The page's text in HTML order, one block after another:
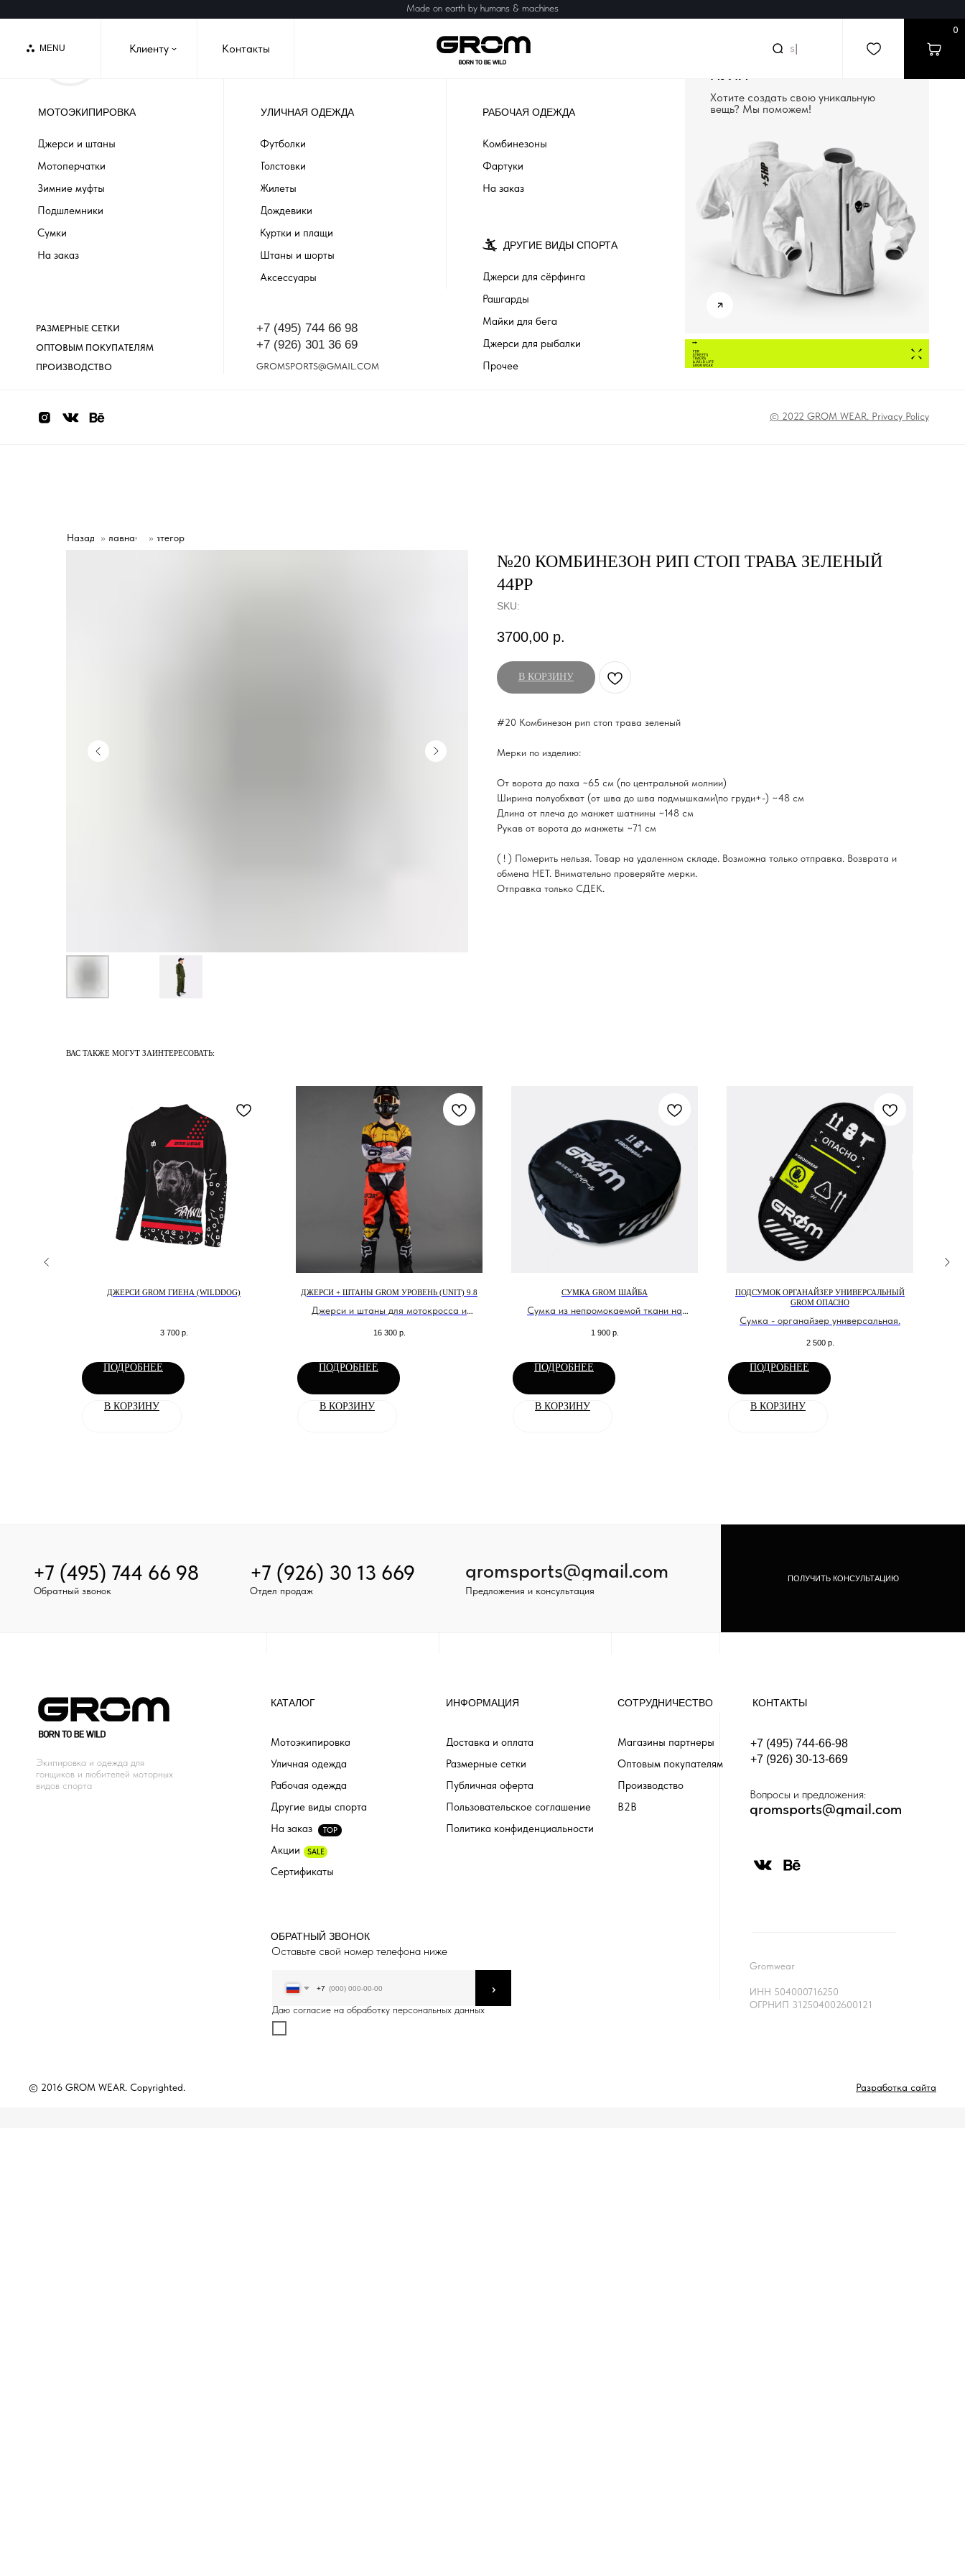
MENU
0
Клиенту searc
Контакты
›
Made on earth by humans & machines
МОТОЭКИПИРОВКА
© 2022 GROM WEAR. Privacy Policy
УЛИЧНАЯ ОДЕЖДА РАБОЧАЯ ОДЕЖДА
СОЗДАДИМ ВЕЩЬ С
Хотите создать свою уникальную
вещь? Мы поможем!
ОПТОВЫМ ПОКУПАТЕЛЯМ
ПРОИЗВОДСТВО
+7 (926) 301 36 69
GROMSPORTS@GMAIL.COM
Джерси и штаны
Мотоперчатки
Зимние муфты
Подшлемники
Сумки
На заказ
Футболки
Толстовки
Жилеты
Дождевики
Куртки и плащи
Штаны и шорты
Аксессуары
Комбинезоны
Фартуки
На заказ
+7 (495) 744 66 98
РАЗМЕРНЫЕ СЕТКИ
ДРУГИЕ ВИДЫ СПОРТА
Джерси для сёрфинга
Рашгарды
Майки для бега
Джерси для рыбалки
Прочее
Назад » Главная »
Категории
№20 КОМБИНЕЗОН РИП СТОП ТРАВА ЗЕЛЕНЫЙ
44РР
SKU:
3700,00 р.
В КОРЗИНУ
#20 Комбинезон рип стоп трава зеленый
Мерки по изделию:
От ворота до паха ~65 см (по центральной молнии)
Ширина полуобхват (от шва до шва подмышками\по груди+-) ~48 см
Длина от плеча до манжет шатнины ~148 см
Рукав от ворота до манжеты ~71 см
( ! ) Померить нельзя. Товар на удаленном складе. Возможна только отправка. Возврата и
обмена НЕТ. Внимательно проверяйте мерки.
Отправка только СДЕК.
ВАС ТАКЖЕ МОГУТ ЗАИНТЕРЕСОВАТЬ:
ДЖЕРСИ GROM ГИЕНА (WILDDOG)
3 700 р.
ПОДРОБНЕЕ
В КОРЗИНУ
ДЖЕРСИ + ШТАНЫ GROM УРОВЕНЬ (UNIT) 9.8
Джерси и штаны для мотокросса и
16 300 р.
ПОДРОБНЕЕ
В КОРЗИНУ
СУМКА GROM ШАЙБА
Сумка из непромокаемой ткани на
1 900 р.
ПОДРОБНЕЕ
В КОРЗИНУ
ПОДСУМОК ОРГАНАЙЗЕР УНИВЕРСАЛЬНЫЙ
GROM ОПАСНО
Сумка - органайзер универсальная.
2 500 р.
ПОДРОБНЕЕ
В КОРЗИНУ
+7 (495) 744 66 98 gromsports@gmail.com
Предложения и консультация
ПОЛУЧИТЬ КОНСУЛЬТАЦИЮ
+7 (926) 30 13 669
Отдел продаж
Обратный звонок
КАТАЛОГ
Мотоэкипировка
Уличная одежда
Рабочая одежда
На заказ TOP
ИНФОРМАЦИЯ
Доставка и оплата
Производство
Размерные сетки
Публичная оферта
Пользовательское соглашение
СОТРУДНИЧЕСТВО
Магазины партнеры
Оптовым покупателям
Акции SALE
КОНТАКТЫ
+7 (495) 744-66-98
+7 (926) 30-13-669
gromsports@gmail.com
Gromwear
ИНН 504000716250
ОГРНИП 312504002600121
© 2016 GROM WEAR. Copyrighted. Разработка сайта
Вопросы и предложения:
Экипировка и одежда для
гонщиков и любителей моторных
видов спорта
ОБРАТНЫЙ ЗВОНОК
Оставьте свой номер телефона ниже
+7
Даю согласие на обработку персональных данных
›
Политика конфиденциальности
Сертификаты
Другие виды спорта B2B